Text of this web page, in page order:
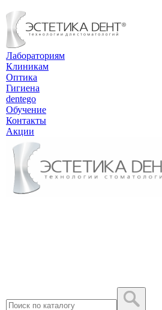
Лабораториям
Клиникам
Оптика
Гигиена
dentego
Обучение
Контакты
Акции